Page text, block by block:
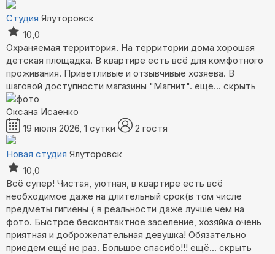
Студия Ялуторовск
10,0
Охраняемая территория. На территории дома хорошая
детская площадка. В квартире есть всё для комфотного
проживания. Приветливые и отзывчивые хозяева. В
шаговой доступности магазины "Магнит". ещё... скрыть
Оксана Исаенко
19 июля 2026, 1 сутки
2 гостя
Новая студия Ялуторовск
10,0
Всё супер! Чистая, уютная, в квартире есть всё
необходимое даже на длительный срок(в том числе
предметы гигиены ( в реальности даже лучше чем на
фото. Быстрое бесконтактное заселение, хозяйка очень
приятная и доброжелательная девушка! Обязательно
приедем ещё не раз. Большое спасибо!!! ещё... скрыть